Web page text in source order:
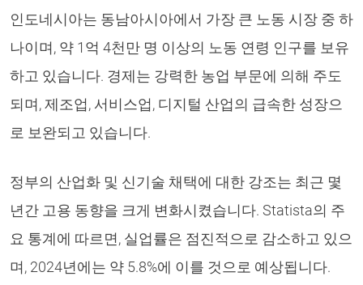
인도네시아는 동남아시아에서 가장 큰 노동 시장 중 하
나이며, 약 1억 4천만 명 이상의 노동 연령 인구를 보유
하고 있습니다. 경제는 강력한 농업 부문에 의해 주도
되며, 제조업, 서비스업, 디지털 산업의 급속한 성장으
로 보완되고 있습니다.
정부의 산업화 및 신기술 채택에 대한 강조는 최근 몇
년간 고용 동향을 크게 변화시켰습니다. Statista의 주
요 통계에 따르면, 실업률은 점진적으로 감소하고 있으
며, 2024년에는 약 5.8%에 이를 것으로 예상됩니다.